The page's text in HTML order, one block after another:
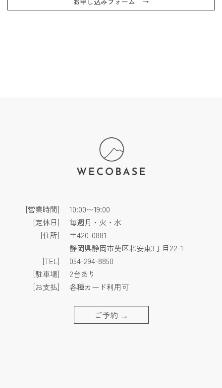
[営業時間]
10:00〜19:00
[定休日]
毎週月・火・水
[住所]
〒420-0881
静岡県静岡市葵区北安東3丁目22-1
[TEL]
054-294-8850
[駐車場]
2台あり
[お支払]
各種カード利用可
ご予約 →